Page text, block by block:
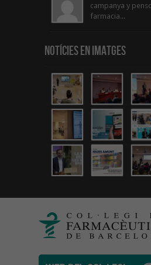
campanya y
farmacia...
Notícies en Imatges